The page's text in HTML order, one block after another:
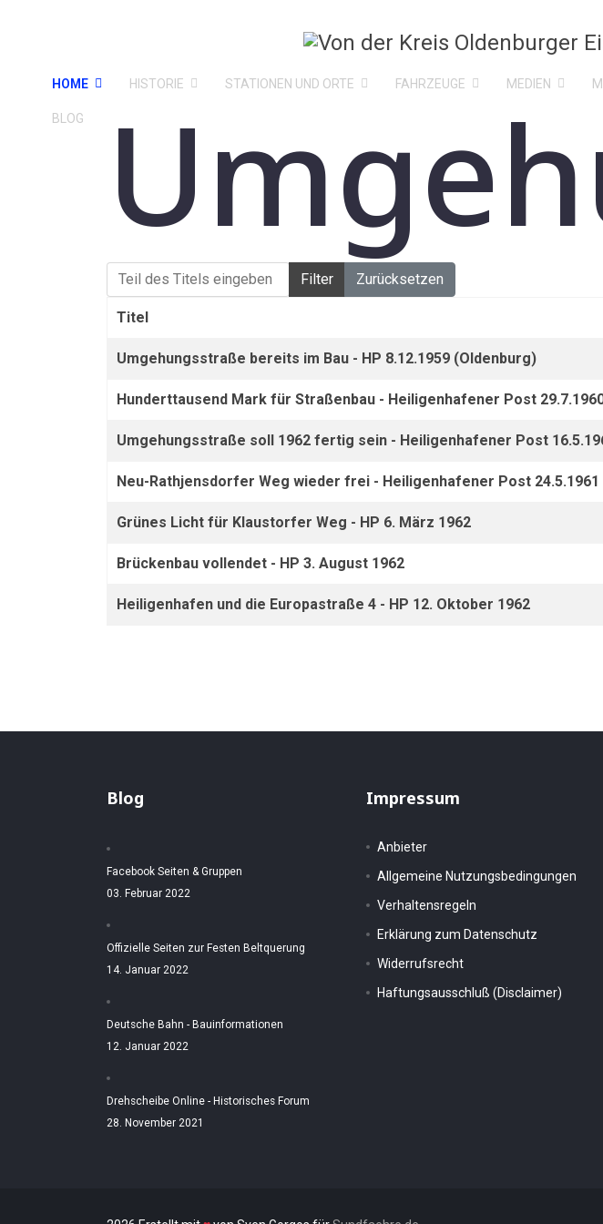
HOME HISTORIE STATIONEN UND ORTE FAHRZEUGE MEDIEN
BLOG
Teil des Titels eingeben Filter Zurücksetzen
Titel
Umgehungsstraße bereits im Bau - HP 8.12.1959 (Oldenburg)
Hunderttausend Mark für Straßenbau - Heiligenhafener Post
Umgehungsstraße soll 1962 fertig sein - Heiligenhafener Post
Neu-Rathjensdorfer Weg wieder frei - Heiligenhafener Post 24.5.1961
Grünes Licht für Klaustorfer Weg - HP 6. März 1962
Brückenbau vollendet - HP 3. August 1962
Heiligenhafen und die Europastraße 4 - HP 12. Oktober 1962
Blog
Facebook Seiten & Gruppen
03. Februar 2022
Offizielle Seiten zur Festen Beltquerung
14. Januar 2022
Deutsche Bahn - Bauinformationen
12. Januar 2022
Drehscheibe Online - Historisches Forum
28. November 2021
Impressum
Anbieter
Allgemeine Nutzungsbedingungen
Verhaltensregeln
Erklärung zum Datenschutz
Widerrufsrecht
Haftungsausschluß (Disclaimer)